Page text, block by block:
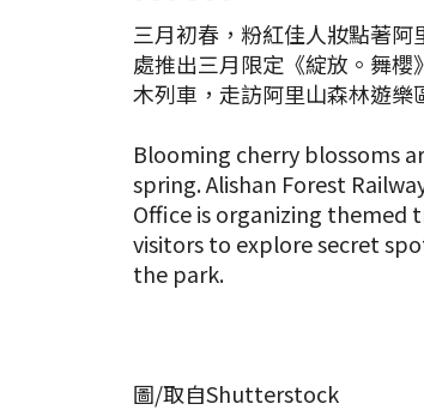
三月初春，粉紅佳人妝點著
處推出三月限定《綻放。舞
木列車，走訪阿里山森林遊樂
Blooming cherry blossoms
spring. Alishan Forest
Office is organizing themed
visitors to explore secret
the park.
圖/取自Shutterstock